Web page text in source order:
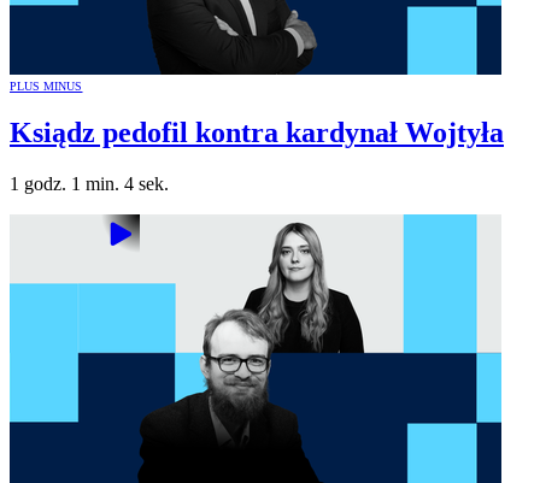
PLUS MINUS
Ksiądz pedofil kontra kardynał Wojtyła
1 godz. 1 min. 4 sek.